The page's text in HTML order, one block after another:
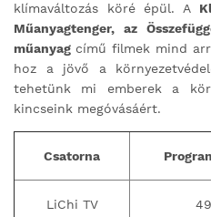
klímaváltozás köré épül. A
Műanyagtenger, az
műanyag című filmek mind
hoz a jövő a
tehetünk mi emberek a
kincseink megóvásáért.
Csatorna
LiChi TV 49